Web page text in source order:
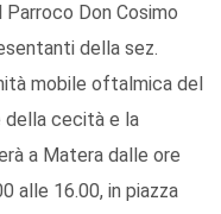
Don Cosimo
della sez.
mobile oftalmica del
della cecità e la
a Matera dalle ore
alle 16.00, in piazza